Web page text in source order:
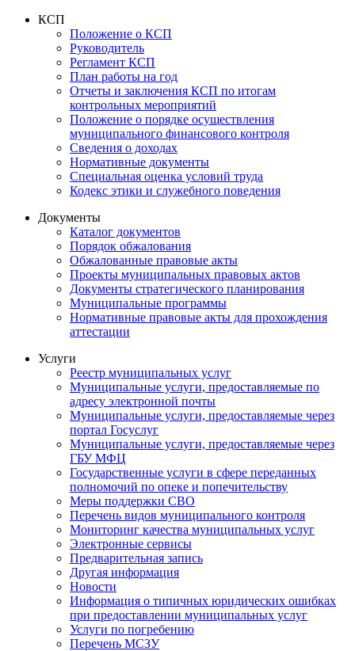
КСП
Положение о КСП
Руководитель
Регламент КСП
План работы на год
Отчеты и заключения КСП по итогам
контрольных мероприятий
Положение о порядке осуществления
муниципального финансового контроля
Сведения о доходах
Нормативные документы
Специальная оценка условий труда
Кодекс этики и служебного поведения
Документы
Каталог документов
Порядок обжалования
Обжалованные правовые акты
Проекты муниципальных правовых актов
Документы стратегического планирования
Муниципальные программы
Нормативные правовые акты для прохождения
аттестации
Услуги
Реестр муниципальных услуг
Муниципальные услуги, предоставляемые по
адресу электронной почты
Муниципальные услуги, предоставляемые через
портал Госуслуг
Муниципальные услуги, предоставляемые через
ГБУ МФЦ
Государственные услуги в сфере переданных
полномочий по опеке и попечительству
Меры поддержки СВО
Перечень видов муниципального контроля
Мониторинг качества муниципальных услуг
Электронные сервисы
Предварительная запись
Другая информация
Новости
Информация о типичных юридических ошибках
при предоставлении муниципальных услуг
Услуги по погребению
Перечень МСЗУ